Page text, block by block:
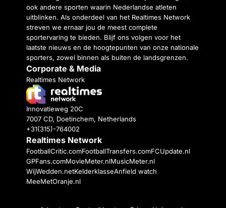
ook andere sporten waarin Nederlandse atleten
uitblinken. Als onderdeel van het Realtimes Network
streven we ernaar jou de meest complete
sportervaring te bieden. Blijf ons volgen voor het
laatste nieuws en de hoogtepunten van onze nationale
sporters, zowel binnen als buiten de landsgrenzen.
Corporate & Media
Realtimes Network
Innovatieweg 20C
7007 CD, Doetinchem, Netherlands
+31(315)-764002
Realtimes Network
FootballCritic.comFootballTransfers.comFCUpdate.nl
GPFans.comMovieMeter.nlMusicMeter.nl
WijWedden.netKelderklasseAnfield watch
MeeMetOranje.nl